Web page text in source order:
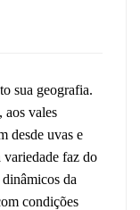
sua geografia.
aos vales
desde uvas e
variedade faz do
da
condições